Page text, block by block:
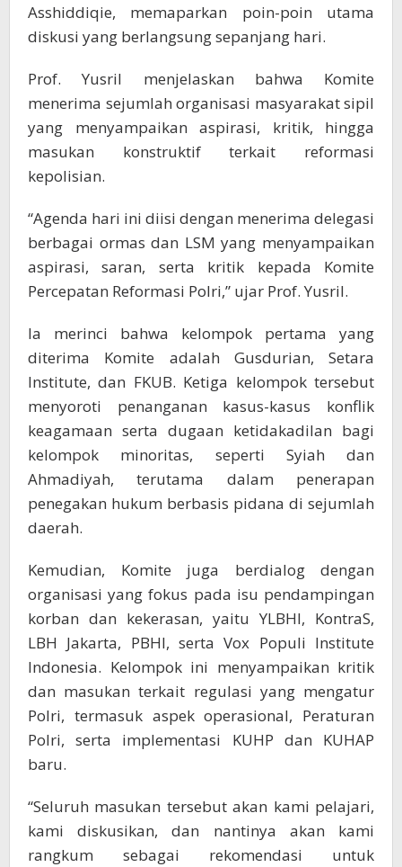
Asshiddiqie, memaparkan poin-poin utama
diskusi yang berlangsung sepanjang hari.
Prof. Yusril menjelaskan bahwa Komite
menerima sejumlah organisasi masyarakat sipil
yang menyampaikan aspirasi, kritik, hingga
masukan konstruktif terkait reformasi
kepolisian.
“Agenda hari ini diisi dengan menerima delegasi
berbagai ormas dan LSM yang menyampaikan
aspirasi, saran, serta kritik kepada Komite
Percepatan Reformasi Polri,” ujar Prof. Yusril.
Ia merinci bahwa kelompok pertama yang
diterima Komite adalah Gusdurian, Setara
Institute, dan FKUB. Ketiga kelompok tersebut
menyoroti penanganan kasus-kasus konflik
keagamaan serta dugaan ketidakadilan bagi
kelompok minoritas, seperti Syiah dan
Ahmadiyah, terutama dalam penerapan
penegakan hukum berbasis pidana di sejumlah
daerah.
Kemudian, Komite juga berdialog dengan
organisasi yang fokus pada isu pendampingan
korban dan kekerasan, yaitu YLBHI, KontraS,
LBH Jakarta, PBHI, serta Vox Populi Institute
Indonesia. Kelompok ini menyampaikan kritik
dan masukan terkait regulasi yang mengatur
Polri, termasuk aspek operasional, Peraturan
Polri, serta implementasi KUHP dan KUHAP
baru.
“Seluruh masukan tersebut akan kami pelajari,
kami diskusikan, dan nantinya akan kami
rangkum sebagai rekomendasi untuk